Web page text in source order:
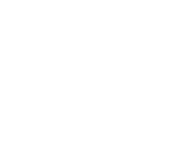
commentaires : 4,81 sur 5